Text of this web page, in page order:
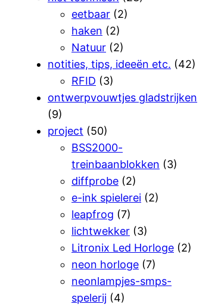
eetbaar (2)
haken (2)
Natuur (2)
notities, tips, ideeën etc. (42)
RFID (3)
ontwerpvouwtjes gladstrijken
(9)
project (50)
BSS2000-
treinbaanblokken (3)
diffprobe (2)
e-ink spielerei (2)
leapfrog (7)
lichtwekker (3)
Litronix Led Horloge (2)
neon horloge (7)
neonlampjes-smps-
spelerij (4)